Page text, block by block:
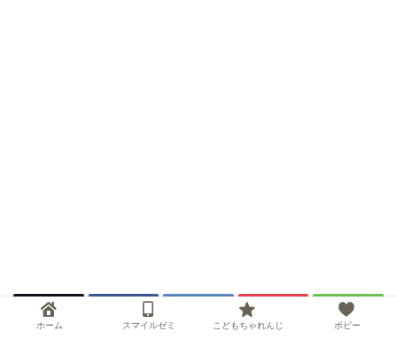
ホーム スマイルゼミ こどもちゃれんじ ポピー